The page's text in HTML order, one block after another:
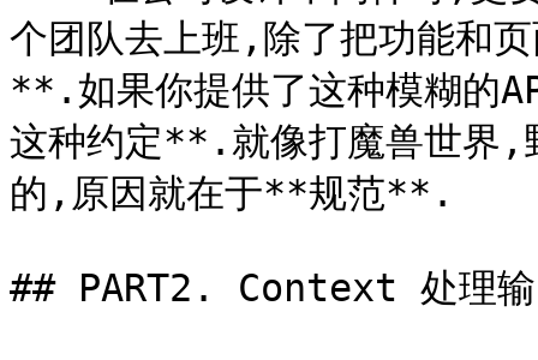
个团队去上班,除了把功能和
**.如果你提供了这种模糊的
这种约定**.就像打魔兽世界,
的,原因就在于**规范**.
## PART2. Context 处理